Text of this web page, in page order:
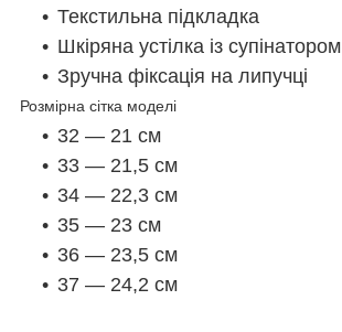
Текстильна підкладка
Шкіряна устілка із супінатором
Зручна фіксація на липучці
Розмірна сітка моделі
32 — 21 см
33 — 21,5 см
34 — 22,3 см
35 — 23 см
36 — 23,5 см
37 — 24,2 см